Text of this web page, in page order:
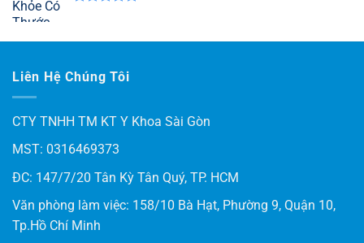
5 sao
Liên Hệ Chúng Tôi
CTY TNHH TM KT Y Khoa Sài Gòn
MST: 0316469373
ĐC: 147/7/20 Tân Kỳ Tân Quý, TP. HCM
Văn phòng làm việc: 158/10 Bà Hạt, Phường 9, Quận 10,
Tp.Hồ Chí Minh